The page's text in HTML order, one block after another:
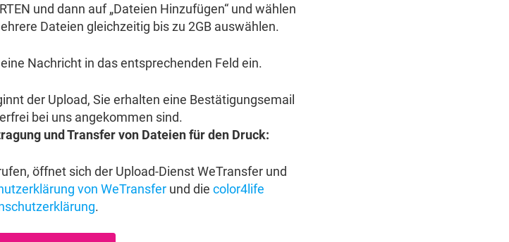
und dann auf „Dateien Hinzufügen“ und wählen
Dateien gleichzeitig bis zu 2GB auswählen.
Nachricht in das entsprechenden Feld ein.
der Upload, Sie erhalten eine Bestätigungsemail
bei uns angekommen sind.
und Transfer von Dateien für den Druck:
öffnet sich der Upload-Dienst WeTransfer und
von WeTransferund die color4life
.